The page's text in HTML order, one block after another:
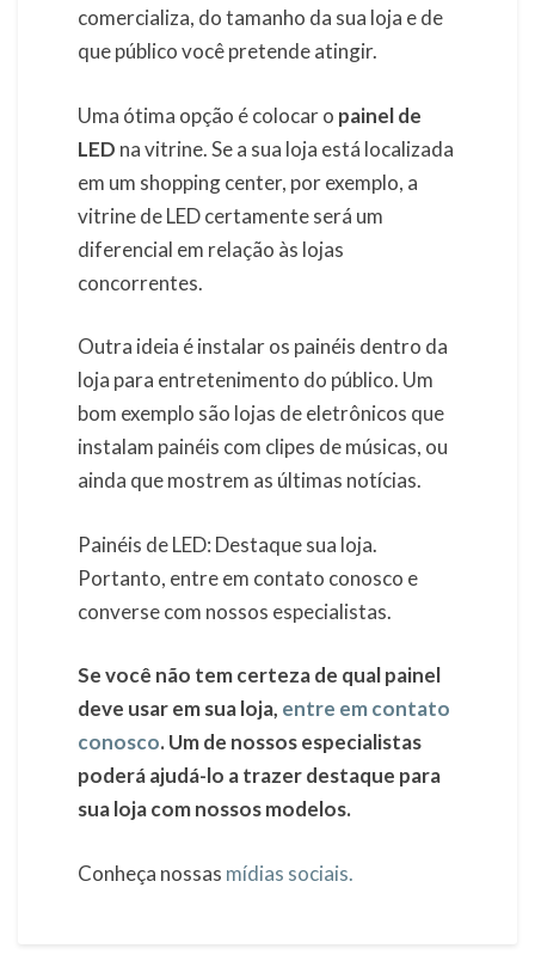
comercializa, do tamanho da sua loja e de
que público você pretende atingir.
Uma ótima opção é colocar o painel de
LED na vitrine. Se a sua loja está localizada
em um shopping center, por exemplo, a
vitrine de LED certamente será um
diferencial em relação às lojas
concorrentes.
Outra ideia é instalar os painéis dentro da
loja para entretenimento do público. Um
bom exemplo são lojas de eletrônicos que
instalam painéis com clipes de músicas, ou
ainda que mostrem as últimas notícias.
Painéis de LED: Destaque sua loja.
Portanto, entre em contato conosco e
converse com nossos especialistas.
Se você não tem certeza de qual painel
deve usar em sua loja, entre em contato
conosco. Um de nossos especialistas
poderá ajudá-lo a trazer destaque para
sua loja com nossos modelos.
Conheça nossas mídias sociais.